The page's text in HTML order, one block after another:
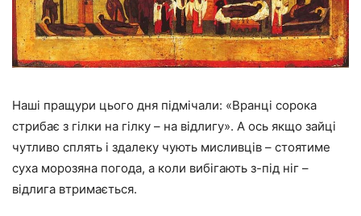
Наші пращури цього дня підмічали: «Вранці сорока
стрибає з гілки на гілку – на відлигу». А ось якщо зайці
чутливо сплять і здалеку чують мисливців – стоятиме
суха морозяна погода, а коли вибігають з-під ніг –
відлига втримається.